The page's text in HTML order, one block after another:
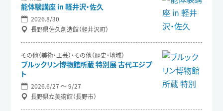
能体験講座 in 軽井沢・佐久
2026.8/30
長野県佐久創造館（軽井沢町）
その他（美術・工芸）・その他（歴史・地域）
ブルックリン博物館所蔵 特別展 古代エジプ
ト
2026.6/27 〜 9/27
長野県立美術館（長野市）